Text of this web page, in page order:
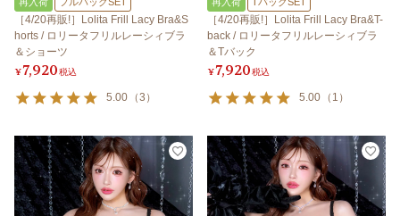
［4/20再販!］Lolita Frill Lacy Bra&S
horts / ロリータフリルレーシィブラ
＆ショーツ
¥7,920税込
5.00 （3 ）
［4/20再販!］Lolita Frill Lacy Bra&T-
back / ロリータフリルレーシィブラ
＆Tバック
¥7,920税込
5.00 （ 1 ）